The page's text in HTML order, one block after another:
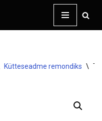
Kütteseadme remondiks \